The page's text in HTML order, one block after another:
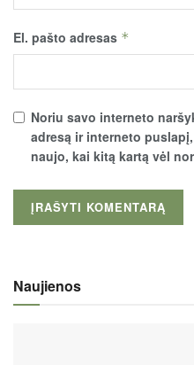
El. pašto adresas *
Noriu savo interneto
adresą ir interneto
naujo, kai kitą kartą vėl
Naujienos